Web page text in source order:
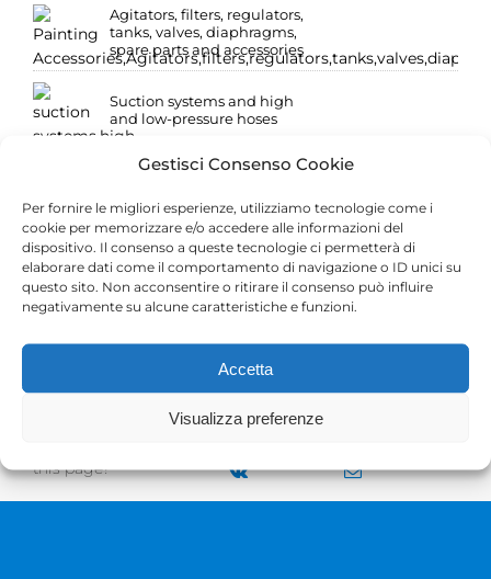
Gestisci Consenso Cookie
Per fornire le migliori esperienze, utilizziamo tecnologie come i
cookie per memorizzare e/o accedere alle informazioni del
dispositivo. Il consenso a queste tecnologie ci permetterà di
elaborare dati come il comportamento di navigazione o ID unici su
questo sito. Non acconsentire o ritirare il consenso può influire
negativamente su alcune caratteristiche e funzioni.
Accetta
Visualizza preferenze
Agitators, filters, regulators,
tanks, valves, diaphragms,
spare parts and accessories
Suction systems and high
and low-pressure hoses
Low pressure: compressed
air guns and fittings
this page?